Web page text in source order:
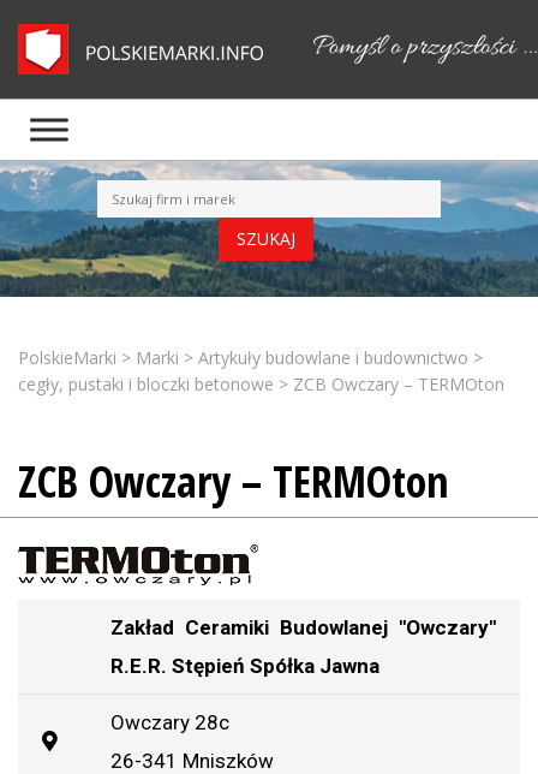
PolskieMarki > Marki > Artykuły budowlane i budownictwo >
cegły, pustaki i bloczki betonowe > ZCB Owczary – TERMOton
ZCB Owczary – TERMOton
Zakład Ceramiki Budowlanej "Owczary"
R.E.R. Stępień Spółka Jawna
Owczary 28c
26-341 Mniszków